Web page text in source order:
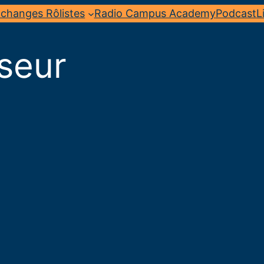
Rôlistes Radio Campus AcademyPodcast